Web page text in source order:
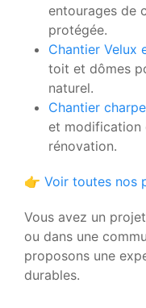
entourages de
protégée.
Chantier Velux
toit et dômes
naturel.
Chantier
et modification
rénovation.
👉 Voir toutes nos
Vous avez un
ou dans une
proposons une
durables.